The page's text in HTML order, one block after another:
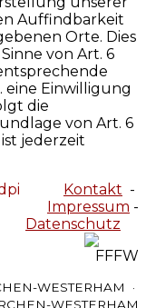
Auffindbarkeit
Orte. Dies
von Art. 6
eine Einwilligung
die
von Art. 6
ist jederzeit
Kontakt -
Impressum -
Datenschutz
WESTERHAM ·
WESTERHAM